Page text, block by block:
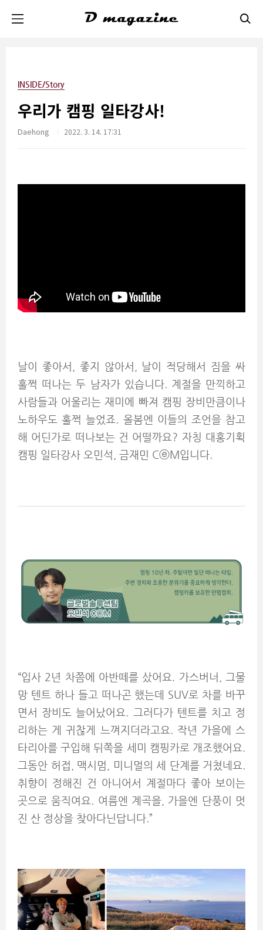
INSIDE/Story
우리가 캠핑 일타강사!
Daehong 2022. 3. 14. 17:31
날이 좋아서, 좋지 않아서, 날이 적당해서 짐을 싸
훌쩍 떠나는 두 남자가 있습니다. 계절을 만끽하고
사람들과 어울리는 재미에 빠져 캠핑 장비만큼이나
노하우도 훌쩍 늘었죠. 올봄엔 이들의 조언을 참고
해 어딘가로 떠나보는 건 어떨까요? 자칭 대홍기획
캠핑 일타강사 오민석, 금재민 CⓔM입니다.
“입사 2년 차쯤에 아반떼를 샀어요. 가스버너, 그물
망 텐트 하나 들고 떠나곤 했는데 SUV로 차를 바꾸
면서 장비도 늘어났어요. 그러다가 텐트를 치고 정
리하는 게 귀찮게 느껴지더라고요. 작년 가을에 스
타리아를 구입해 뒤쪽을 세미 캠핑카로 개조했어요.
그동안 허접, 맥시멈, 미니멀의 세 단계를 거쳤네요.
취향이 정해진 건 아니어서 계절마다 좋아 보이는
곳으로 움직여요. 여름엔 계곡을, 가을엔 단풍이 멋
진 산 정상을 찾아다닌답니다.”